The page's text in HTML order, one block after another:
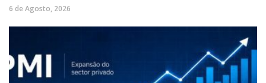
6 de Agosto, 2026